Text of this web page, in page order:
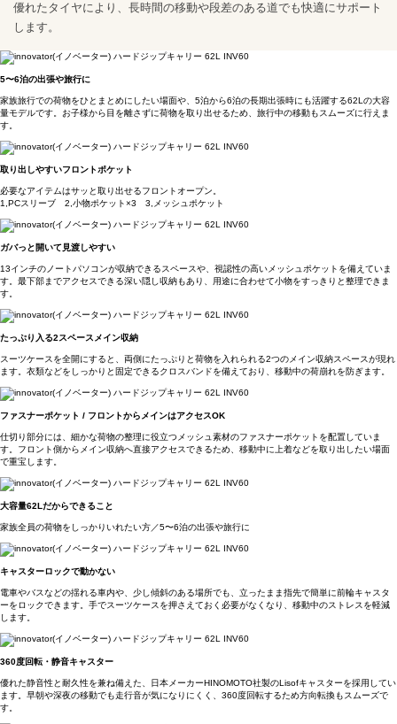
優れたタイヤにより、長時間の移動や段差のある道でも快適にサポート
します。
5〜6泊の出張や旅行に
家族旅行での荷物をひとまとめにしたい場面や、5泊から6泊の長期出張時にも活躍する62Lの大容
量モデルです。お子様から目を離さずに荷物を取り出せるため、旅行中の移動もスムーズに行えま
す。
取り出しやすいフロントポケット
必要なアイテムはサッと取り出せるフロントオープン。
1,PCスリーブ 2,小物ポケット×3 3,メッシュポケット
ガバっと開いて見渡しやすい
13インチのノートパソコンが収納できるスペースや、視認性の高いメッシュポケットを備えていま
す。最下部までアクセスできる深い隠し収納もあり、用途に合わせて小物をすっきりと整理できま
す。
たっぷり入る2スペースメイン収納
スーツケースを全開にすると、両側にたっぷりと荷物を入れられる2つのメイン収納スペースが現れ
ます。衣類などをしっかりと固定できるクロスバンドを備えており、移動中の荷崩れを防ぎます。
ファスナーポケット / フロントからメインはアクセスOK
仕切り部分には、細かな荷物の整理に役立つメッシュ素材のファスナーポケットを配置していま
す。フロント側からメイン収納へ直接アクセスできるため、移動中に上着などを取り出したい場面
で重宝します。
大容量62Lだからできること
家族全員の荷物をしっかりいれたい方／5〜6泊の出張や旅行に
キャスターロックで動かない
電車やバスなどの揺れる車内や、少し傾斜のある場所でも、立ったまま指先で簡単に前輪キャスタ
ーをロックできます。手でスーツケースを押さえておく必要がなくなり、移動中のストレスを軽減
します。
360度回転・静音キャスター
優れた静音性と耐久性を兼ね備えた、日本メーカーHINOMOTO社製のLisofキャスターを採用してい
ます。早朝や深夜の移動でも走行音が気になりにくく、360度回転するため方向転換もスムーズで
す。